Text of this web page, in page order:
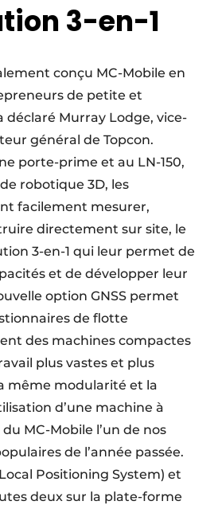
3-en-1
conçu MC-Mobile en
de petite et
déclaré Murray Lodge, vice-
général de Topcon.
porte-prime et au LN-150,
robotique 3D, les
facilement mesurer,
directement sur site, le
3-en-1 qui leur permet de
et de développer leur
option GNSS permet
de flotte
des machines compactes
plus vastes et plus
même modularité et la
d’une machine à
MC-Mobile l’un de nos
de l’année passée.
Positioning System) et
deux sur la plate-forme